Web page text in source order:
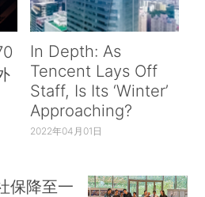
In Depth: As
Tencent Lays Off
Staff, Is Its ‘Winter’
Approaching?
2022年04月01日
保降至一